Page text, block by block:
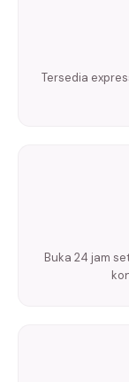
Tersedia
Buka 24 jam